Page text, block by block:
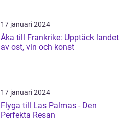
17 januari 2024
Åka till Frankrike: Upptäck landet
av ost, vin och konst
17 januari 2024
Flyga till Las Palmas - Den
Perfekta Resan